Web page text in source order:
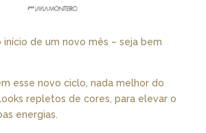
de um novo mês – seja bem
esse novo ciclo, nada melhor do
repletos de cores, para elevar o
energias.